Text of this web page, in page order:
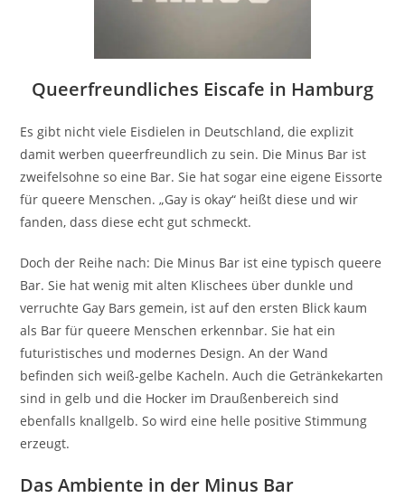
Queerfreundliches Eiscafe in Hamburg
Es gibt nicht viele Eisdielen in Deutschland, die explizit
damit werben queerfreundlich zu sein. Die Minus Bar ist
zweifelsohne so eine Bar. Sie hat sogar eine eigene Eissorte
für queere Menschen. „Gay is okay“ heißt diese und wir
fanden, dass diese echt gut schmeckt.
Doch der Reihe nach: Die Minus Bar ist eine typisch queere
Bar. Sie hat wenig mit alten Klischees über dunkle und
verruchte Gay Bars gemein, ist auf den ersten Blick kaum
als Bar für queere Menschen erkennbar. Sie hat ein
futuristisches und modernes Design. An der Wand
befinden sich weiß-gelbe Kacheln. Auch die Getränkekarten
sind in gelb und die Hocker im Draußenbereich sind
ebenfalls knallgelb. So wird eine helle positive Stimmung
erzeugt.
Das Ambiente in der Minus Bar